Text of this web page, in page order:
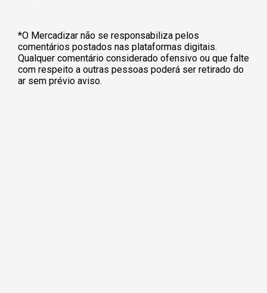
*O Mercadizar não se responsabiliza pelos
comentários postados nas plataformas digitais.
Qualquer comentário considerado ofensivo ou que falte
com respeito a outras pessoas poderá ser retirado do
ar sem prévio aviso.